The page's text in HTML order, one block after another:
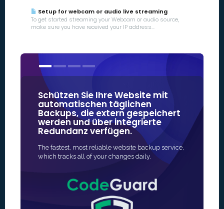
Setup for webcam or audio live streaming
To get started streaming your Webcam or audio source,
make sure you have received your IP address...
Schützen Sie Ihre Website mit
automatischen täglichen
Backups, die extern gespeichert
werden und über integrierte
Redundanz verfügen.
The fastest, most reliable website backup service,
which tracks all of your changes daily.
von
Die